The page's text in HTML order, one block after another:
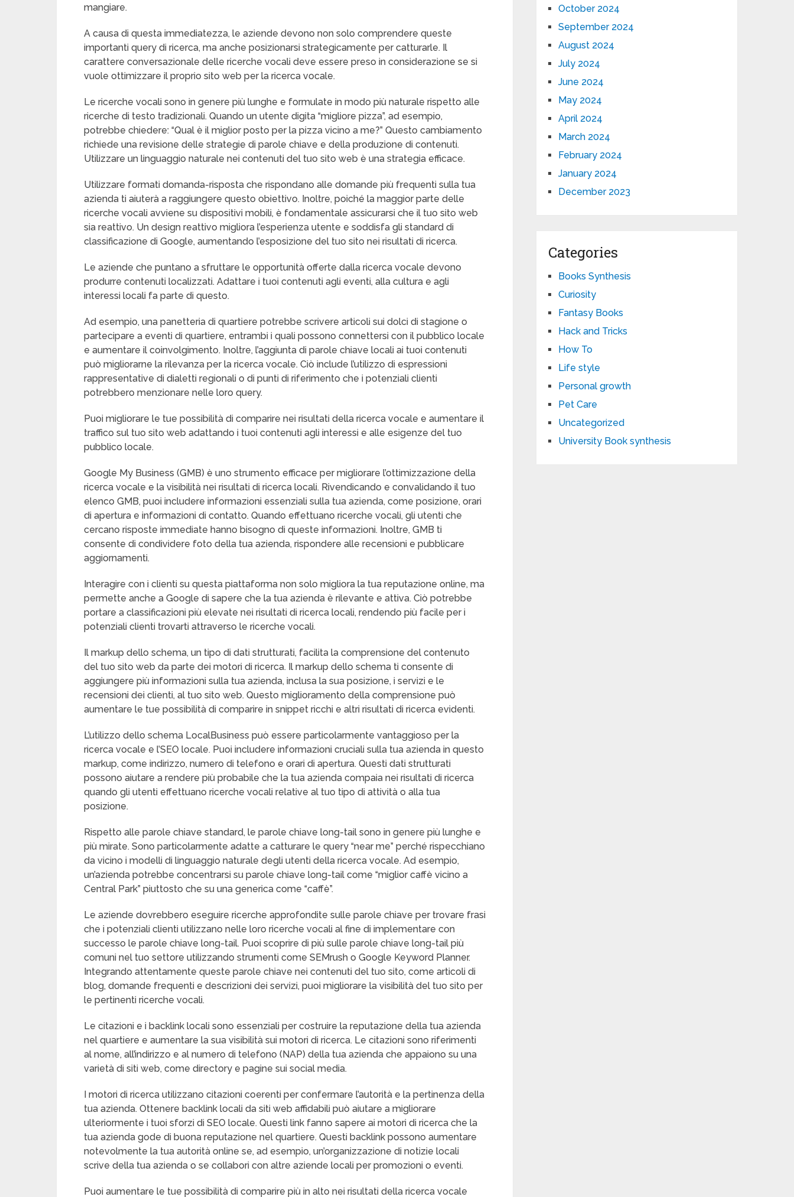
mangiare.
A causa di questa immediatezza, le aziende devono non solo comprendere queste
importanti query di ricerca, ma anche posizionarsi strategicamente per catturarle. Il
carattere conversazionale delle ricerche vocali deve essere preso in considerazione se si
vuole ottimizzare il proprio sito web per la ricerca vocale.
Le ricerche vocali sono in genere più lunghe e formulate in modo più naturale rispetto alle
ricerche di testo tradizionali. Quando un utente digita “migliore pizza”, ad esempio,
potrebbe chiedere: “Qual è il miglior posto per la pizza vicino a me?” Questo cambiamento
richiede una revisione delle strategie di parole chiave e della produzione di contenuti.
Utilizzare un linguaggio naturale nei contenuti del tuo sito web è una strategia efficace.
Utilizzare formati domanda-risposta che rispondano alle domande più frequenti sulla tua
azienda ti aiuterà a raggiungere questo obiettivo. Inoltre, poiché la maggior parte delle
ricerche vocali avviene su dispositivi mobili, è fondamentale assicurarsi che il tuo sito web
sia reattivo. Un design reattivo migliora l’esperienza utente e soddisfa gli standard di
classificazione di Google, aumentando l’esposizione del tuo sito nei risultati di ricerca.
Le aziende che puntano a sfruttare le opportunità offerte dalla ricerca vocale devono
produrre contenuti localizzati. Adattare i tuoi contenuti agli eventi, alla cultura e agli
interessi locali fa parte di questo.
Ad esempio, una panetteria di quartiere potrebbe scrivere articoli sui dolci di stagione o
partecipare a eventi di quartiere, entrambi i quali possono connettersi con il pubblico locale
e aumentare il coinvolgimento. Inoltre, l’aggiunta di parole chiave locali ai tuoi contenuti
può migliorarne la rilevanza per la ricerca vocale. Ciò include l’utilizzo di espressioni
rappresentative di dialetti regionali o di punti di riferimento che i potenziali clienti
potrebbero menzionare nelle loro query.
Puoi migliorare le tue possibilità di comparire nei risultati della ricerca vocale e aumentare il
traffico sul tuo sito web adattando i tuoi contenuti agli interessi e alle esigenze del tuo
pubblico locale.
Google My Business (GMB) è uno strumento efficace per migliorare l’ottimizzazione della
ricerca vocale e la visibilità nei risultati di ricerca locali. Rivendicando e convalidando il tuo
elenco GMB, puoi includere informazioni essenziali sulla tua azienda, come posizione, orari
di apertura e informazioni di contatto. Quando effettuano ricerche vocali, gli utenti che
cercano risposte immediate hanno bisogno di queste informazioni. Inoltre, GMB ti
consente di condividere foto della tua azienda, rispondere alle recensioni e pubblicare
aggiornamenti.
Interagire con i clienti su questa piattaforma non solo migliora la tua reputazione online, ma
permette anche a Google di sapere che la tua azienda è rilevante e attiva. Ciò potrebbe
portare a classificazioni più elevate nei risultati di ricerca locali, rendendo più facile per i
potenziali clienti trovarti attraverso le ricerche vocali.
Il markup dello schema, un tipo di dati strutturati, facilita la comprensione del contenuto
del tuo sito web da parte dei motori di ricerca. Il markup dello schema ti consente di
aggiungere più informazioni sulla tua azienda, inclusa la sua posizione, i servizi e le
recensioni dei clienti, al tuo sito web. Questo miglioramento della comprensione può
aumentare le tue possibilità di comparire in snippet ricchi e altri risultati di ricerca evidenti.
L’utilizzo dello schema LocalBusiness può essere particolarmente vantaggioso per la
ricerca vocale e l’SEO locale. Puoi includere informazioni cruciali sulla tua azienda in questo
markup, come indirizzo, numero di telefono e orari di apertura. Questi dati strutturati
possono aiutare a rendere più probabile che la tua azienda compaia nei risultati di ricerca
quando gli utenti effettuano ricerche vocali relative al tuo tipo di attività o alla tua
posizione.
Rispetto alle parole chiave standard, le parole chiave long-tail sono in genere più lunghe e
più mirate. Sono particolarmente adatte a catturare le query “near me” perché rispecchiano
da vicino i modelli di linguaggio naturale degli utenti della ricerca vocale. Ad esempio,
un’azienda potrebbe concentrarsi su parole chiave long-tail come “miglior caffè vicino a
Central Park” piuttosto che su una generica come “caffè”.
Le aziende dovrebbero eseguire ricerche approfondite sulle parole chiave per trovare frasi
che i potenziali clienti utilizzano nelle loro ricerche vocali al fine di implementare con
successo le parole chiave long-tail. Puoi scoprire di più sulle parole chiave long-tail più
comuni nel tuo settore utilizzando strumenti come SEMrush o Google Keyword Planner.
Integrando attentamente queste parole chiave nei contenuti del tuo sito, come articoli di
blog, domande frequenti e descrizioni dei servizi, puoi migliorare la visibilità del tuo sito per
le pertinenti ricerche vocali.
Le citazioni e i backlink locali sono essenziali per costruire la reputazione della tua azienda
nel quartiere e aumentare la sua visibilità sui motori di ricerca. Le citazioni sono riferimenti
al nome, all’indirizzo e al numero di telefono (NAP) della tua azienda che appaiono su una
varietà di siti web, come directory e pagine sui social media.
I motori di ricerca utilizzano citazioni coerenti per confermare l’autorità e la pertinenza della
tua azienda. Ottenere backlink locali da siti web affidabili può aiutare a migliorare
ulteriormente i tuoi sforzi di SEO locale. Questi link fanno sapere ai motori di ricerca che la
tua azienda gode di buona reputazione nel quartiere. Questi backlink possono aumentare
notevolmente la tua autorità online se, ad esempio, un’organizzazione di notizie locali
scrive della tua azienda o se collabori con altre aziende locali per promozioni o eventi.
Puoi aumentare le tue possibilità di comparire più in alto nei risultati della ricerca vocale
October 2024
September 2024
August 2024
July 2024
June 2024
May 2024
April 2024
March 2024
February 2024
January 2024
December 2023
Categories
Books Synthesis
Curiosity
Fantasy Books
Hack and Tricks
How To
Life style
Personal growth
Pet Care
Uncategorized
University Book synthesis